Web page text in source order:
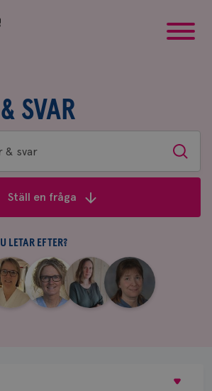
SVAR
Sök
Ställ en fråga
LETAR EFTER?
|
Jeanette
Bäcklund
|
Maria
Edegran
|
Yvette
Andersson